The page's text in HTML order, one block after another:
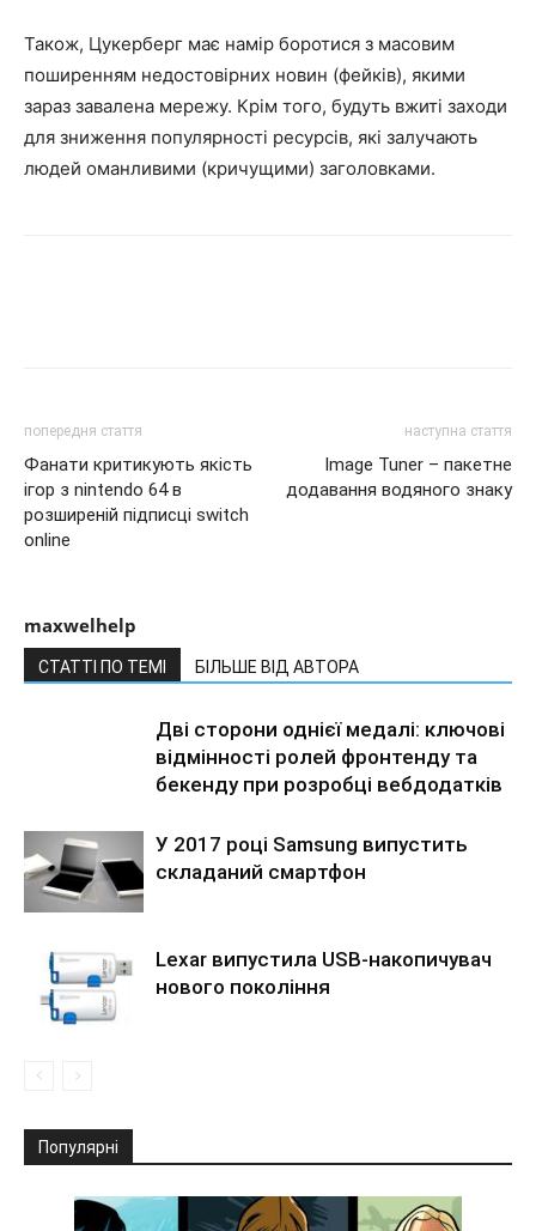
Також, Цукерберг має намір боротися з масовим
поширенням недостовірних новин (фейків), якими
зараз завалена мережу. Крім того, будуть вжиті заходи
для зниження популярності ресурсів, які залучають
людей оманливими (кричущими) заголовками.
попередня стаття
Фанати критикують якість
ігор з nintendo 64 в
розширеній підписці switch
online
наступна стаття
Image Tuner – пакетне
додавання водяного знаку
maxwelhelp
СТАТТІ ПО ТЕМІ БІЛЬШЕ ВІД АВТОРА
Дві сторони однієї медалі: ключові
відмінності ролей фронтенду та
бекенду при розробці вебдодатків
У 2017 році Samsung випустить
складаний смартфон
Lexar випустила USB-накопичувач
нового покоління
Популярні